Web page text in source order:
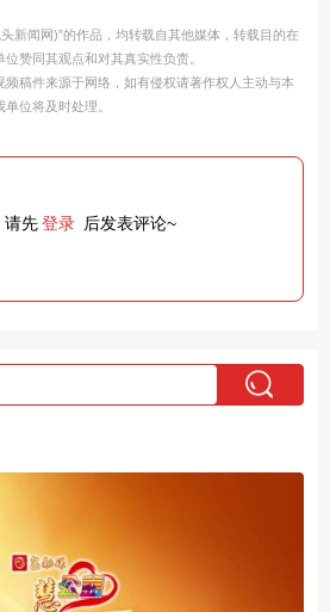
新闻网)”的作品，均转载自其他媒体，转载目的在
赞同其观点和对其真实性负责。
稿件来源于网络，如有侵权请著作权人主动与本
位将及时处理。
请先登录 后发表评论~